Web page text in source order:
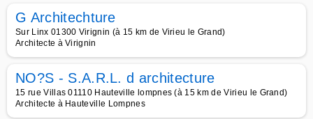
G Architechture
Sur Linx 01300 Virignin (à 15 km de Virieu le Grand)
Architecte à Virignin
NO?S - S.A.R.L. d architecture
15 rue Villas 01110 Hauteville lompnes (à 15 km de Virieu le Grand)
Architecte à Hauteville Lompnes